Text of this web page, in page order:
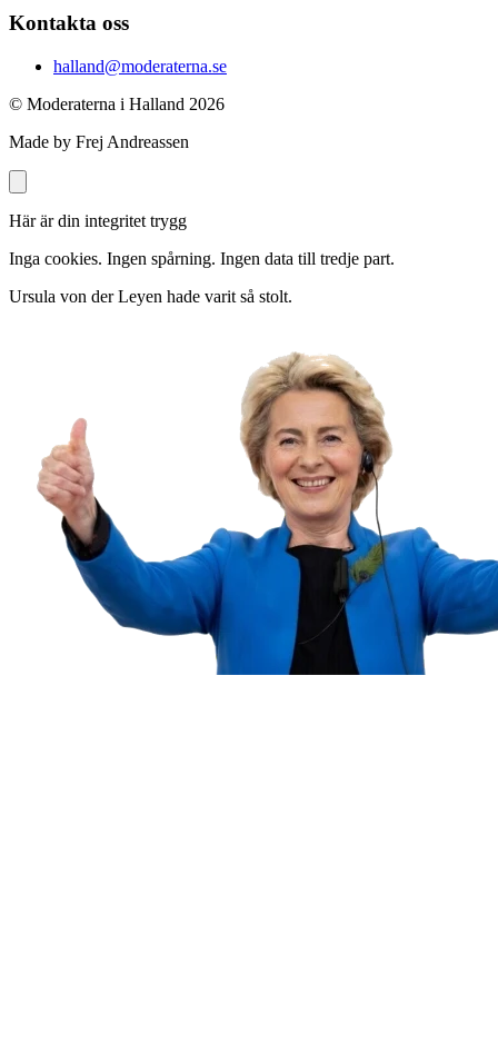
Kontakta oss
halland@moderaterna.se
© Moderaterna i Halland 2026
Made by Frej Andreassen
Här är din integritet trygg
Inga cookies. Ingen spårning. Ingen data till tredje part.
Ursula von der Leyen hade varit så stolt.